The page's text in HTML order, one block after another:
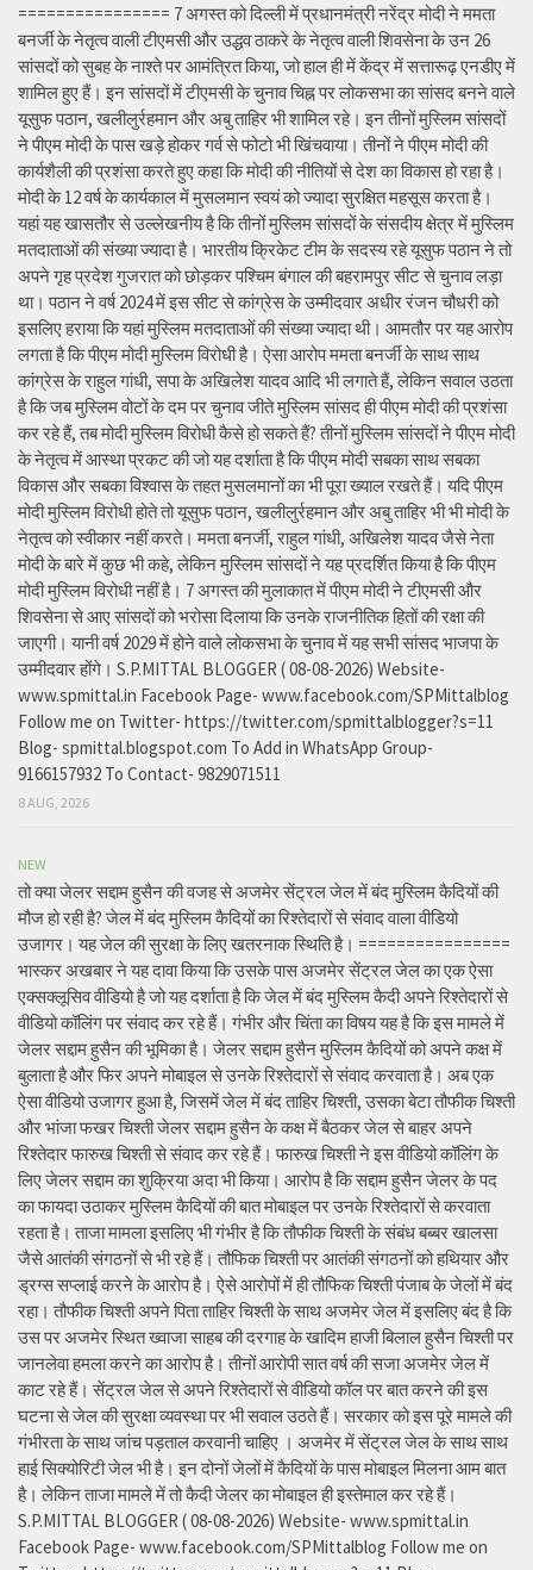
================ 7 अगस्त को दिल्ली में प्रधानमंत्री नरेंद्र मोदी ने ममता
बनर्जी के नेतृत्व वाली टीएमसी और उद्धव ठाकरे के नेतृत्व वाली शिवसेना के उन 26
सांसदों को सुबह के नाश्ते पर आमंत्रित किया, जो हाल ही में केंद्र में सत्तारूढ़ एनडीए में
शामिल हुए हैं। इन सांसदों में टीएमसी के चुनाव चिह्न पर लोकसभा का सांसद बनने वाले
यूसुफ पठान, खलीलुर्रहमान और अबु ताहिर भी शामिल रहे। इन तीनों मुस्लिम सांसदों
ने पीएम मोदी के पास खड़े होकर गर्व से फोटो भी खिंचवाया। तीनों ने पीएम मोदी की
कार्यशैली की प्रशंसा करते हुए कहा कि मोदी की नीतियों से देश का विकास हो रहा है।
मोदी के 12 वर्ष के कार्यकाल में मुसलमान स्वयं को ज्यादा सुरक्षित महसूस करता है।
यहां यह खासतौर से उल्लेखनीय है कि तीनों मुस्लिम सांसदों के संसदीय क्षेत्र में मुस्लिम
मतदाताओं की संख्या ज्यादा है। भारतीय क्रिकेट टीम के सदस्य रहे यूसुफ पठान ने तो
अपने गृह प्रदेश गुजरात को छोड़कर पश्चिम बंगाल की बहरामपुर सीट से चुनाव लड़ा
था। पठान ने वर्ष 2024 में इस सीट से कांग्रेस के उम्मीदवार अधीर रंजन चौधरी को
इसलिए हराया कि यहां मुस्लिम मतदाताओं की संख्या ज्यादा थी। आमतौर पर यह आरोप
लगता है कि पीएम मोदी मुस्लिम विरोधी है। ऐसा आरोप ममता बनर्जी के साथ साथ
कांग्रेस के राहुल गांधी, सपा के अखिलेश यादव आदि भी लगाते हैं, लेकिन सवाल उठता
है कि जब मुस्लिम वोटों के दम पर चुनाव जीते मुस्लिम सांसद ही पीएम मोदी की प्रशंसा
कर रहे हैं, तब मोदी मुस्लिम विरोधी कैसे हो सकते हैं? तीनों मुस्लिम सांसदों ने पीएम मोदी
के नेतृत्व में आस्था प्रकट की जो यह दर्शाता है कि पीएम मोदी सबका साथ सबका
विकास और सबका विश्वास के तहत मुसलमानों का भी पूरा ख्याल रखते हैं। यदि पीएम
मोदी मुस्लिम विरोधी होते तो यूसुफ पठान, खलीलुर्रहमान और अबु ताहिर भी भी मोदी के
नेतृत्व को स्वीकार नहीं करते। ममता बनर्जी, राहुल गांधी, अखिलेश यादव जैसे नेता
मोदी के बारे में कुछ भी कहे, लेकिन मुस्लिम सांसदों ने यह प्रदर्शित किया है कि पीएम
मोदी मुस्लिम विरोधी नहीं है। 7 अगस्त की मुलाकात में पीएम मोदी ने टीएमसी और
शिवसेना से आए सांसदों को भरोसा दिलाया कि उनके राजनीतिक हितों की रक्षा की
जाएगी। यानी वर्ष 2029 में होने वाले लोकसभा के चुनाव में यह सभी सांसद भाजपा के
उम्मीदवार होंगे। S.P.MITTAL BLOGGER ( 08-08-2026) Website-
www.spmittal.in Facebook Page- www.facebook.com/SPMittalblog
Follow me on Twitter- https://twitter.com/spmittalblogger?s=11
Blog- spmittal.blogspot.com To Add in WhatsApp Group-
9166157932 To Contact- 9829071511
8 AUG, 2026
NEW
तो क्या जेलर सद्दाम हुसैन की वजह से अजमेर सेंट्रल जेल में बंद मुस्लिम कैदियों की
मौज हो रही है? जेल में बंद मुस्लिम कैदियों का रिश्तेदारों से संवाद वाला वीडियो
उजागर। यह जेल की सुरक्षा के लिए खतरनाक स्थिति है। ================
भास्कर अखबार ने यह दावा किया कि उसके पास अजमेर सेंट्रल जेल का एक ऐसा
एक्सक्लूसिव वीडियो है जो यह दर्शाता है कि जेल में बंद मुस्लिम कैदी अपने रिश्तेदारों से
वीडियो कॉलिंग पर संवाद कर रहे हैं। गंभीर और चिंता का विषय यह है कि इस मामले में
जेलर सद्दाम हुसैन की भूमिका है। जेलर सद्दाम हुसैन मुस्लिम कैदियों को अपने कक्ष में
बुलाता है और फिर अपने मोबाइल से उनके रिश्तेदारों से संवाद करवाता है। अब एक
ऐसा वीडियो उजागर हुआ है, जिसमें जेल में बंद ताहिर चिश्ती, उसका बेटा तौफीक चिश्ती
और भांजा फखर चिश्ती जेलर सद्दाम हुसैन के कक्ष में बैठकर जेल से बाहर अपने
रिश्तेदार फारुख चिश्ती से संवाद कर रहे हैं। फारुख चिश्ती ने इस वीडियो कॉलिंग के
लिए जेलर सद्दाम का शुक्रिया अदा भी किया। आरोप है कि सद्दाम हुसैन जेलर के पद
का फायदा उठाकर मुस्लिम कैदियों की बात मोबाइल पर उनके रिश्तेदारों से करवाता
रहता है। ताजा मामला इसलिए भी गंभीर है कि तौफीक चिश्ती के संबंध बब्बर खालसा
जैसे आतंकी संगठनों से भी रहे हैं। तौफिक चिश्ती पर आतंकी संगठनों को हथियार और
ड्रग्स सप्लाई करने के आरोप है। ऐसे आरोपों में ही तौफिक चिश्ती पंजाब के जेलों में बंद
रहा। तौफीक चिश्ती अपने पिता ताहिर चिश्ती के साथ अजमेर जेल में इसलिए बंद है कि
उस पर अजमेर स्थित ख्वाजा साहब की दरगाह के खादिम हाजी बिलाल हुसैन चिश्ती पर
जानलेवा हमला करने का आरोप है। तीनों आरोपी सात वर्ष की सजा अजमेर जेल में
काट रहे हैं। सेंट्रल जेल से अपने रिश्तेदारों से वीडियो कॉल पर बात करने की इस
घटना से जेल की सुरक्षा व्यवस्था पर भी सवाल उठते हैं। सरकार को इस पूरे मामले की
गंभीरता के साथ जांच पड़ताल करवानी चाहिए । अजमेर में सेंट्रल जेल के साथ साथ
हाई सिक्योरिटी जेल भी है। इन दोनों जेलों में कैदियों के पास मोबाइल मिलना आम बात
है। लेकिन ताजा मामले में तो कैदी जेलर का मोबाइल ही इस्तेमाल कर रहे हैं।
S.P.MITTAL BLOGGER ( 08-08-2026) Website- www.spmittal.in
Facebook Page- www.facebook.com/SPMittalblog Follow me on